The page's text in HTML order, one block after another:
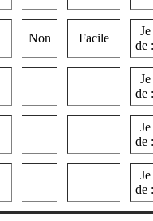
Non Facile
de
de
de
de